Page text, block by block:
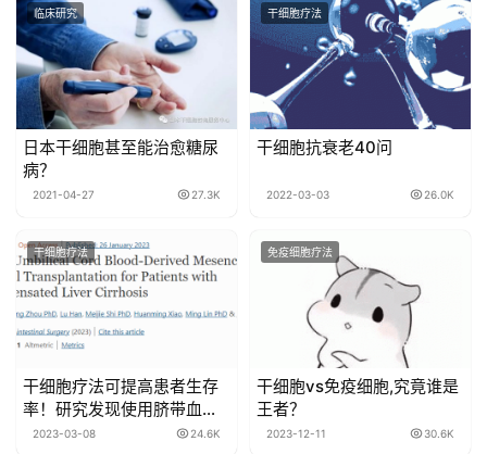
临床研究
日本干细胞甚至能治愈糖尿
病？
2021-04-27 27.3K
干细胞疗法
干细胞抗衰老40问
2022-03-03 26.0K
干细胞疗法
干细胞疗法可提高患者生存
率！研究发现使用脐带血间
充质干细胞治疗肝硬化可以
2023-03-08 24.6K
免疫细胞疗法
干细胞vs免疫细胞,究竟谁是
王者？
2023-12-11 30.6K